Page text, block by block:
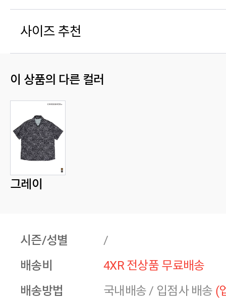
사이즈 추천
이 상품의 다른 컬러
그레이
시즌/성별
/
배송비
4XR 전상품 무료배송
배송방법
국내배송 / 입점사 배송 (